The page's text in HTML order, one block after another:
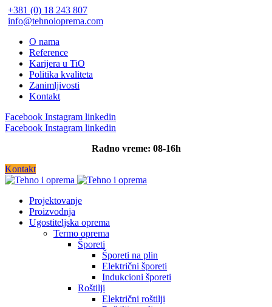
+381 (0) 18 243 807
info@tehnoioprema.com
O nama
Reference
Karijera u TiO
Politika kvaliteta
Zanimljivosti
Kontakt
Facebook Instagram linkedin
Facebook Instagram linkedin
Radno vreme: 08-16h
Kontakt
Projektovanje
Proizvodnja
Ugostiteljska oprema
Termo oprema
Šporeti
Šporeti na plin
Električni šporeti
Indukcioni šporeti
Roštilji
Električni roštilji